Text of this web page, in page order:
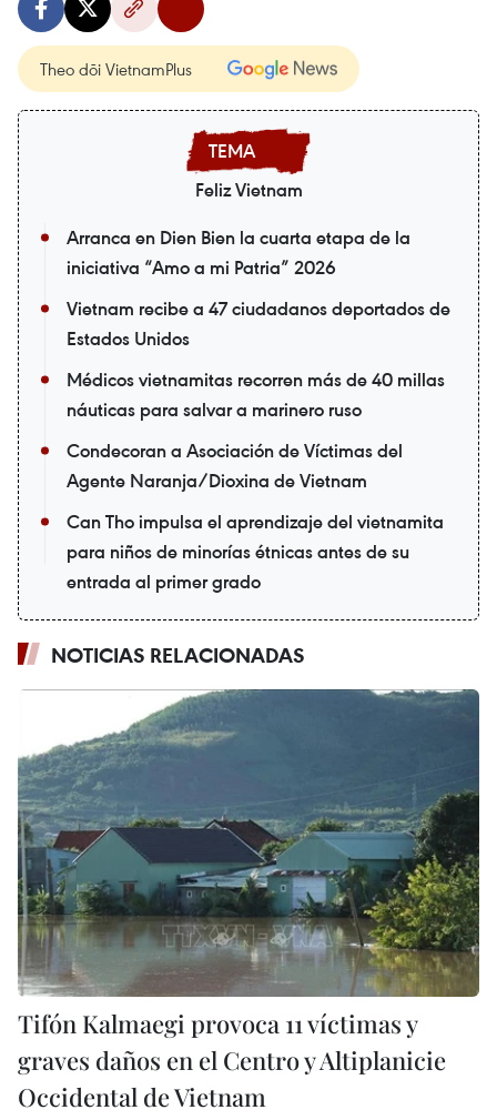
Theo dõi VietnamPlus
Feliz Vietnam
Arranca en Dien Bien la cuarta etapa de la
iniciativa “Amo a mi Patria” 2026
Vietnam recibe a 47 ciudadanos deportados de
Estados Unidos
Médicos vietnamitas recorren más de 40 millas
náuticas para salvar a marinero ruso
Condecoran a Asociación de Víctimas del
Agente Naranja/Dioxina de Vietnam
Can Tho impulsa el aprendizaje del vietnamita
para niños de minorías étnicas antes de su
entrada al primer grado
NOTICIAS RELACIONADAS
Tifón Kalmaegi provoca 11 víctimas y
graves daños en el Centro y Altiplanicie
Occidental de Vietnam